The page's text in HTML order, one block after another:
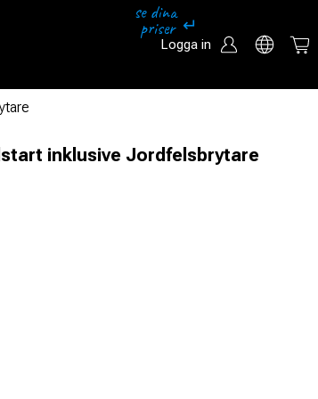
Logga in
inklusive Jordfelsbrytare